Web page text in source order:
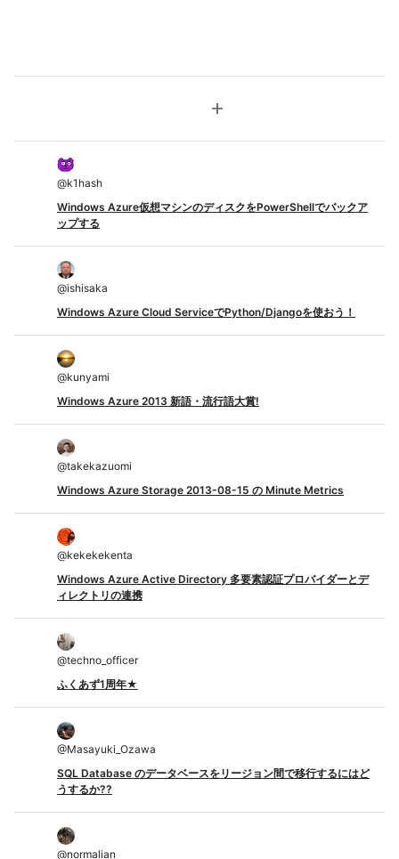
add
@k1hash
Windows Azure仮想マシンのディスクをPowerShellでバックア
ップする
@ishisaka
Windows Azure Cloud ServiceでPython/Djangoを使おう！
@kunyami
Windows Azure 2013 新語・流行語大賞!
@takekazuomi
Windows Azure Storage 2013-08-15 の Minute Metrics
@kekekekenta
Windows Azure Active Directory 多要素認証プロバイダーとデ
ィレクトリの連携
@techno_officer
ふくあず1周年★
@Masayuki_Ozawa
SQL Database のデータベースをリージョン間で移行するにはど
うするか??
@normalian